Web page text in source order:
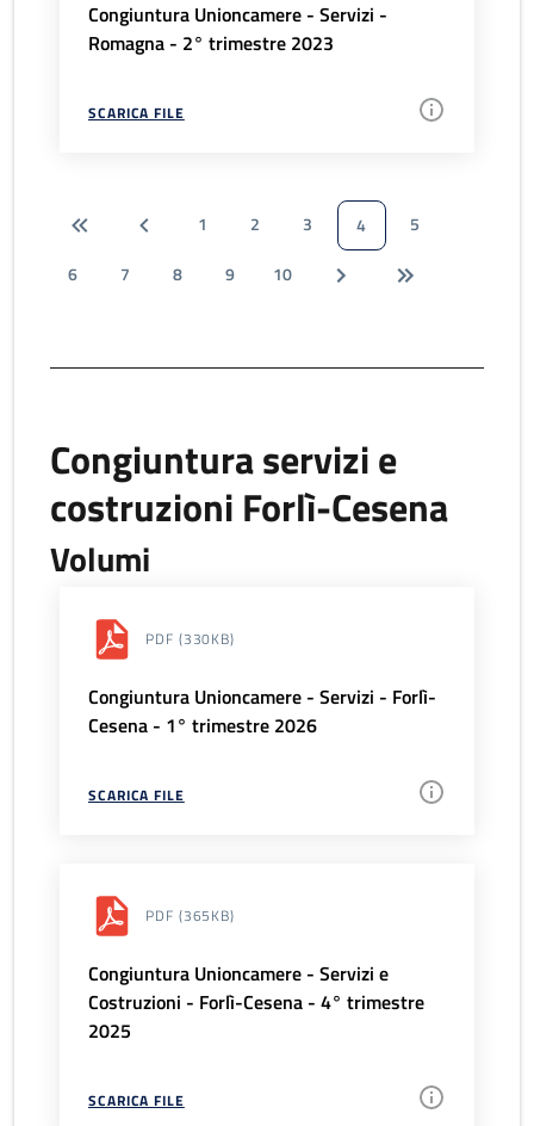
Congiuntura Unioncamere - Servizi -
Romagna - 2° trimestre 2023
SCARICA FILE
1 2 3 4
5
6
7 8 9 10
Congiuntura servizi e
costruzioni Forlì-Cesena
Volumi
PDF (330KB)
Congiuntura Unioncamere - Servizi - Forlì-
Cesena - 1° trimestre 2026
SCARICA FILE
PDF (365KB)
Congiuntura Unioncamere - Servizi e
Costruzioni - Forlì-Cesena - 4° trimestre
2025
SCARICA FILE